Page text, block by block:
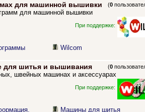
для машинной вышивки (0
для машинной вышивки
При поддержке:
Wilcom
для шитья и вышивания (0
швейных машинах и аксессуарах
При поддержке:
Машины для шитья